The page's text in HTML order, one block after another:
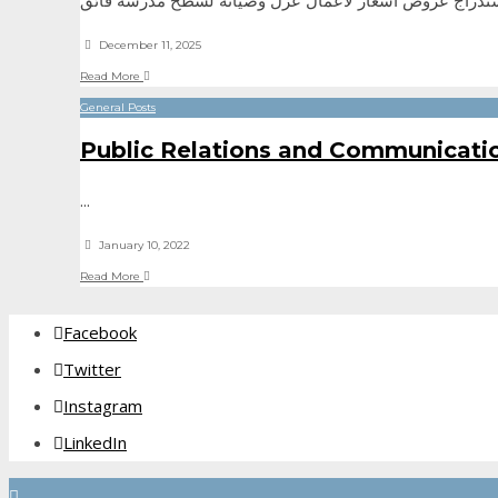
December 11, 2025
Read More
General Posts
Public Relations and
...
January 10, 2022
Read More
Facebook
Twitter
Instagram
LinkedIn